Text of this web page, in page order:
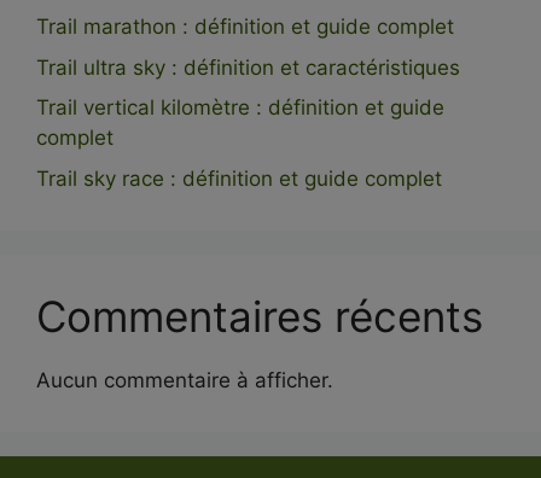
Trail marathon : définition et guide complet
Trail ultra sky : définition et caractéristiques
Trail vertical kilomètre : définition et guide
complet
Trail sky race : définition et guide complet
Commentaires récents
Aucun commentaire à afficher.